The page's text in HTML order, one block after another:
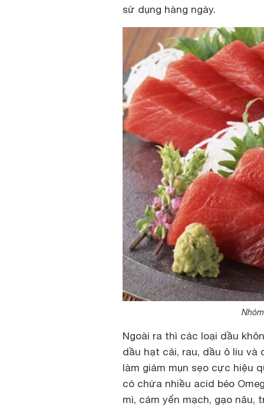
sử dụng hàng ngày.
Ngoài ra thì các loại dầu
dầu hạt cải, rau, dầu ô liu
làm giảm mụn sẹo cực hiệu
có chứa nhiều acid béo
mì, cám yến mạch, gạo nâu,